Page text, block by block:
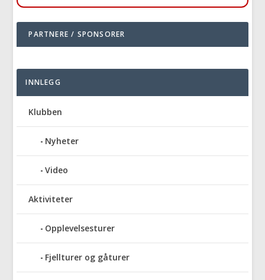
PARTNERE / SPONSORER
INNLEGG
Klubben
Nyheter
Video
Aktiviteter
Opplevelsesturer
Fjellturer og gåturer